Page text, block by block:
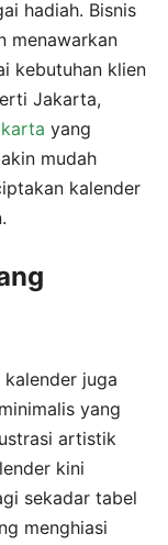
hadiah. Bisnis
menawarkan
kebutuhan klien
Jakarta,
yang
mudah
kalender
juga
yang
artistik
kini
sekadar tabel
menghiasi